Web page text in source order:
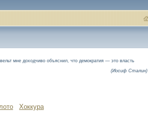
мне доходчиво объяснил, что демократия — это власть
(Иосиф Сталин)
Хоккура